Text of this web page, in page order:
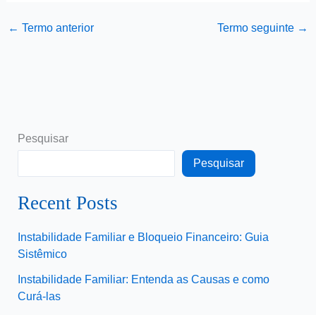
← Termo anterior Termo seguinte →
Pesquisar
Pesquisar
Recent Posts
Instabilidade Familiar e Bloqueio Financeiro: Guia
Sistêmico
Instabilidade Familiar: Entenda as Causas e como
Curá-las